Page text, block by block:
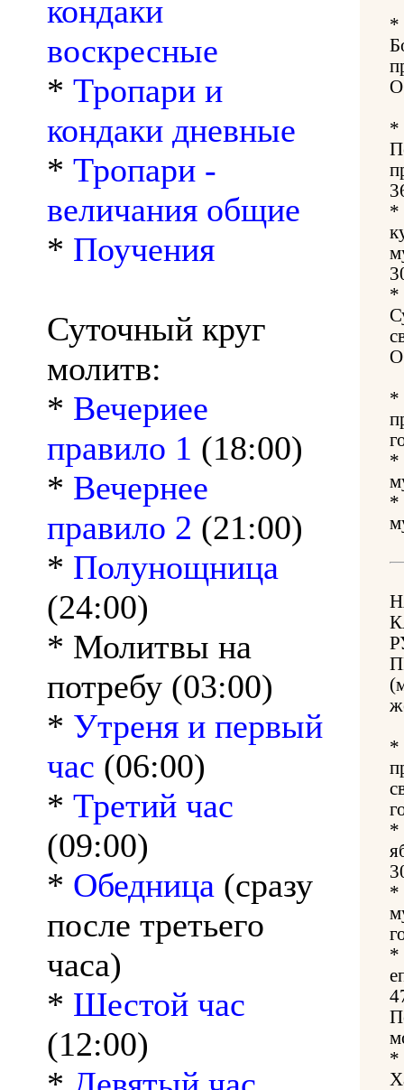
кондаки
воскресные
* Тропари и
кондаки дневные
* Тропари -
величания общие
* Поучения
Суточный круг
молитв:
* Вечериее
правило 1 (18:00)
* Вечернее
правило 2 (21:00)
* Полунощница
(24:00)
* Молитвы на
потребу (03:00)
* Утреня и первый
час (06:00)
* Третий час
(09:00)
* Обедница (сразу
после третьего
часа)
* Шестой час
(12:00)
*
*
*
*
*
*
*
*
*
*
*
*